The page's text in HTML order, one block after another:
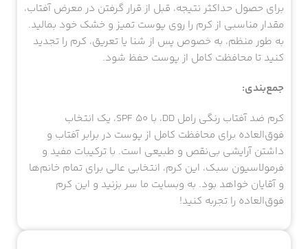
برای حصول حداکثر نتیجه، قبل از قرار گرفتن در معرض آفتاب،
مقدار مناسبی از کرم را روی پوست تمیز و خشک خود بمالید.
به طور منظم، به خصوص پس از شنا یا تعریق، کرم را تجدید
کنید تا محافظت کامل از پوست حفظ شود.
جمع‌بندی:
کرم ضد آفتاب رنگی رامل DD، با SPF 50، یک انتخاب
فوق‌العاده برای محافظت کامل از پوست در برابر آفتاب و
داشتن آرایشی بی‌نقص و طبیعی است. با ترکیبات مفید و
فرمولاسیون سبک، این کرم، انتخابی عالی برای تمام خانم‌ها
و آقایان خواهد بود. به وبسایت ما سر بزنید و این کرم
فوق‌العاده را تجربه کنید!